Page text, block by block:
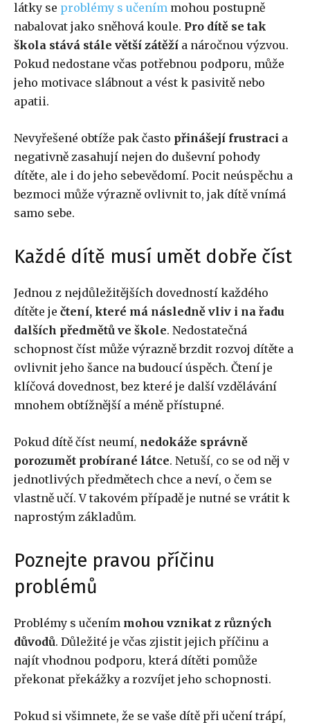
látky se problémy s učením mohou postupně
nabalovat jako sněhová koule. Pro dítě se tak
škola stává stále větší zátěží a náročnou výzvou.
Pokud nedostane včas potřebnou podporu, může
jeho motivace slábnout a vést k pasivitě nebo
apatii.
Nevyřešené obtíže pak často přinášejí frustraci a
negativně zasahují nejen do duševní pohody
dítěte, ale i do jeho sebevědomí. Pocit neúspěchu a
bezmoci může výrazně ovlivnit to, jak dítě vnímá
samo sebe.
Každé dítě musí umět dobře číst
Jednou z nejdůležitějších dovedností každého
dítěte je čtení, které má následně vliv i na řadu
dalších předmětů ve škole. Nedostatečná
schopnost číst může výrazně brzdit rozvoj dítěte a
ovlivnit jeho šance na budoucí úspěch. Čtení je
klíčová dovednost, bez které je další vzdělávání
mnohem obtížnější a méně přístupné.
Pokud dítě číst neumí, nedokáže správně
porozumět probírané látce. Netuší, co se od něj v
jednotlivých předmětech chce a neví, o čem se
vlastně učí. V takovém případě je nutné se vrátit k
naprostým základům.
Poznejte pravou příčinu
problémů
Problémy s učením mohou vznikat z různých
důvodů. Důležité je včas zjistit jejich příčinu a
najít vhodnou podporu, která dítěti pomůže
překonat překážky a rozvíjet jeho schopnosti.
Pokud si všimnete, že se vaše dítě při učení trápí,